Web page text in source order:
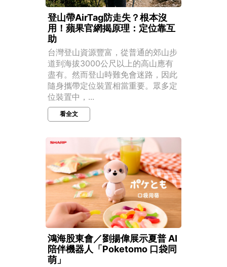
登山帶AirTag防走失？根本沒
用！蘋果官網揭原理：定位靠互
助
台灣登山資源豐富，從普通的郊山步
道到海拔3000公尺以上的高山應有
盡有。然而登山時難免會迷路，因此
隨身攜帶定位裝置相當重要。眾多定
位裝置中，...
看全文
鴻海股東會／劉揚偉展示夏普 AI
陪伴機器人「Poketomo 口袋同
萌」